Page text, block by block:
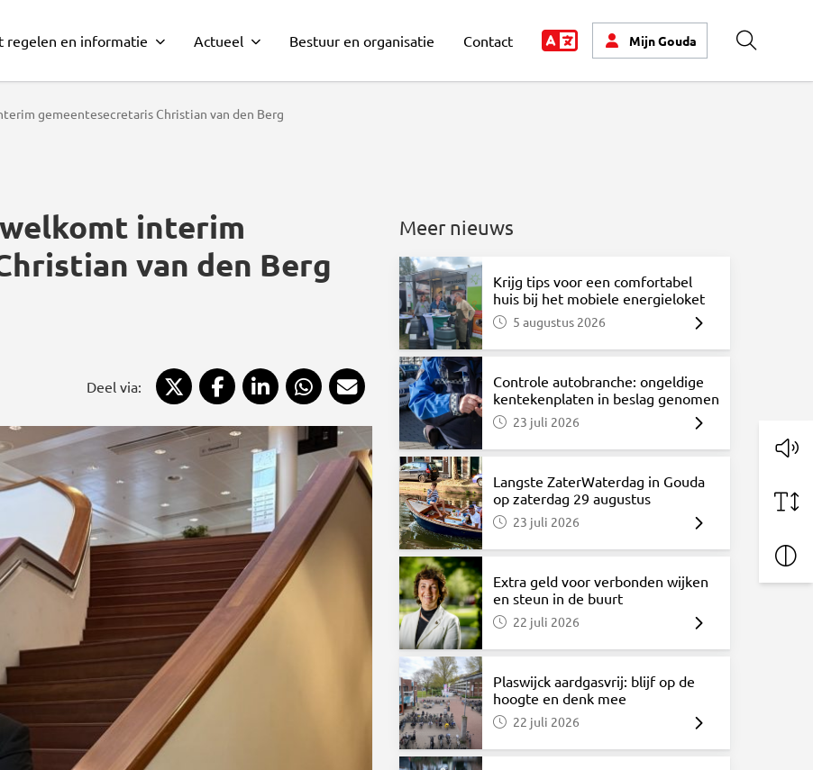
regelen en informatie Actueel Bestuur en organisatie Contact MijnGouda Zoeken
gemeentesecretaris Christian van den Berg
interim
van den Berg
Deel via: Deel via XDeel via Facebook
Deel via LinkedIn
Deel via WhatsApp
Deel via Mail
Meer nieuws
Krijg tips voor een comfortabel
huis bij het mobiele energieloket
5 augustus 2026
Controle autobranche: ongeldige
kentekenplaten in beslag genomen
23 juli 2026
Langste ZaterWaterdag in Gouda
op zaterdag 29 augustus
23 juli 2026
Extra geld voor verbonden wijken
en steun in de buurt
22 juli 2026
Plaswijck aardgasvrij: blijf op de
hoogte en denk mee
22 juli 2026